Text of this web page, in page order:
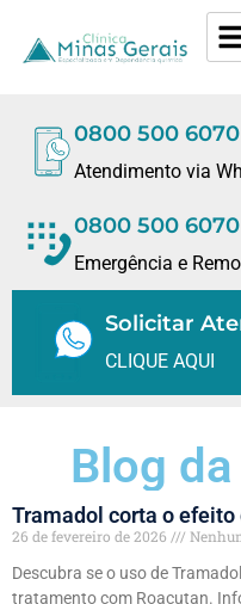
0800 500 6070
Atendimento via
0800 500 6070
Emergência e
Solicitar
CLIQUE AQUI
Blog
Tramadol corta o efeito
26 de fevereiro de 2026
Descubra se o uso de
tratamento com Roacutan.